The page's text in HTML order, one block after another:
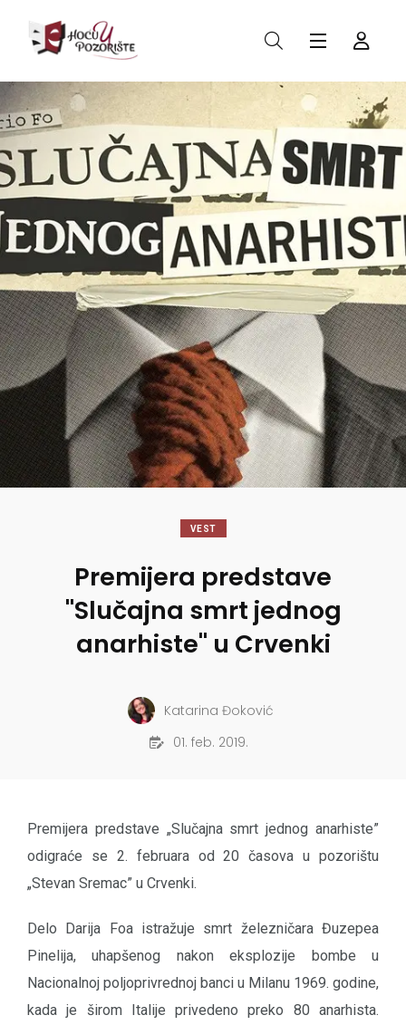
VEST
Premijera predstave
"Slučajna smrt jednog
anarhiste" u Crvenki
Katarina Đoković
01. feb. 2019.
Premijera predstave „Slučajna smrt jednog anarhiste”
odigraće se 2. februara od 20 časova u pozorištu
„Stevan Sremac” u Crvenki.
Delo Darija Foa istražuje smrt železničara Đuzepea
Pinelija, uhapšenog nakon eksplozije bombe u
Nacionalnoj poljoprivrednoj banci u Milanu 1969. godine,
kada je širom Italije privedeno preko 80 anarhista.